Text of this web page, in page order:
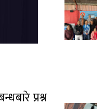
प्रश्न